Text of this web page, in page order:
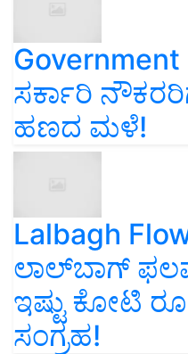
Government
ಸರ್ಕಾರಿ
ಹಣದ ಮಳೆ!
Lalbagh
ಲಾಲ್‌ಬಾಗ್
ಇಷ್ಟು ಕೋಟಿ
ಸಂಗ್ರಹ!